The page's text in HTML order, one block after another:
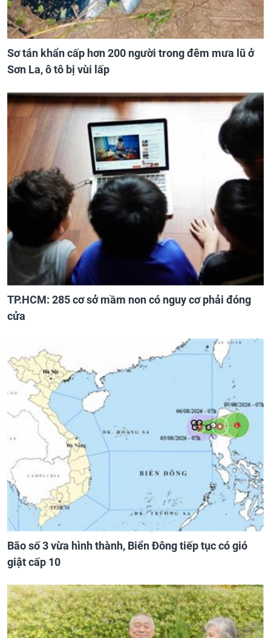
Sơ tán khẩn cấp hơn 200 người trong đêm mưa lũ ở
Sơn La, ô tô bị vùi lấp
TP.HCM: 285 cơ sở mầm non có nguy cơ phải đóng
cửa
Bão số 3 vừa hình thành, Biển Đông tiếp tục có gió
giật cấp 10